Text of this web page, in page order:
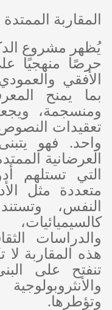
المقاربة
يُظهر مشروع
حرصًا منهجيًا
الأفقي
بما يمنح
ومنسجمة،
تعقيدات النصوص
واحد. فهو
العرضانية
التي تستلهم
متعددة مثل
النفس،
والدراسات
هذه المقاربة لا
تنفتح على
وتؤطرها.